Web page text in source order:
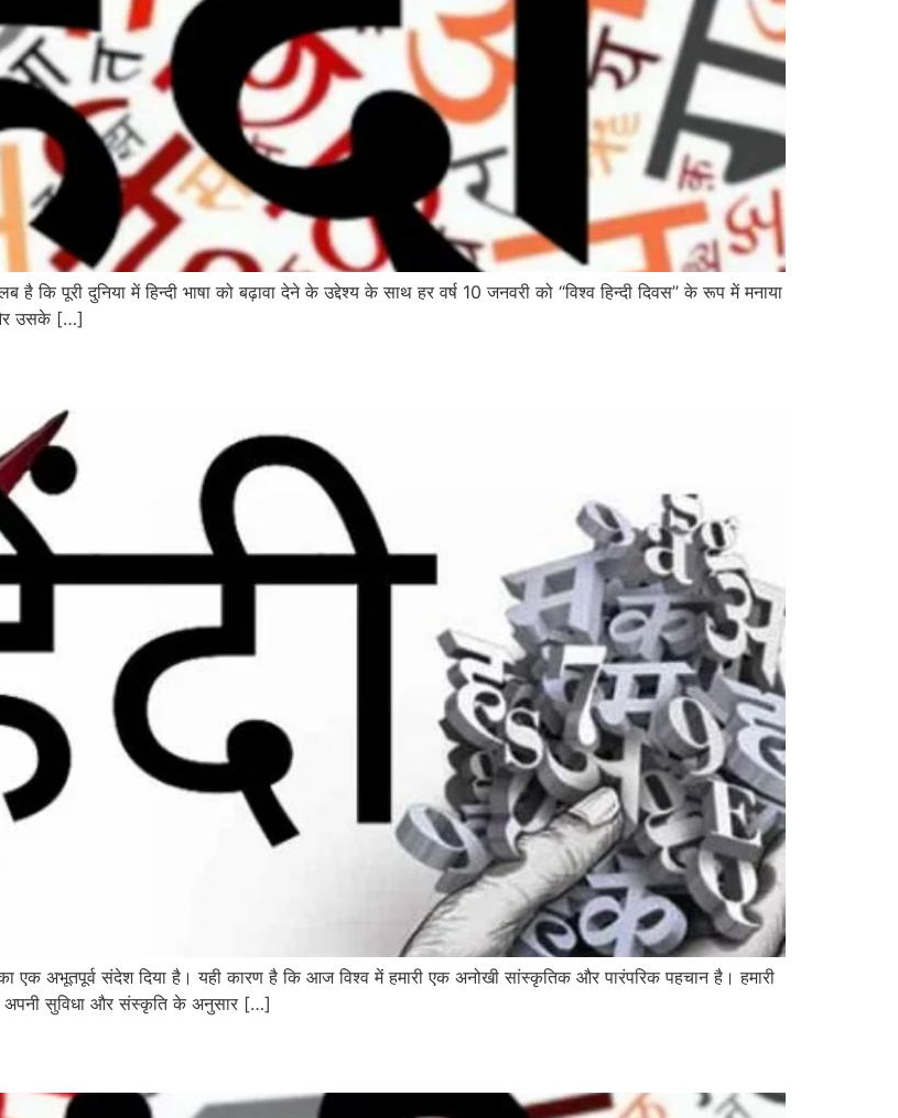
है कि पूरी दुनिया में हिन्दी भाषा को बढ़ावा देने के उद्देश्य के साथ हर वर्ष 10 जनवरी को “विश्व हिन्दी दिवस” के रूप में मनाया
और उसके […]
एक अभूतपूर्व संदेश दिया है। यही कारण है कि आज विश्व में हमारी एक अनोखी सांस्कृतिक और पारंपरिक पहचान है। हमारी
अपनी सुविधा और संस्कृति के अनुसार […]